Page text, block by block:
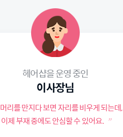
헤어샵을 운영 중인
이사장님
머리를 만지다 보면 자리를 비우게 되는데,
이제 부재 중에도 안심할 수 있어요. ”